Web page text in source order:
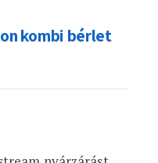
kombi bérlet